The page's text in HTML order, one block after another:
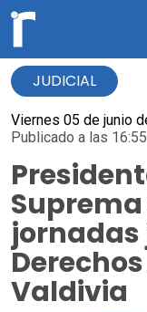
JUDICIAL
Viernes 05 de junio
Publicado a las
jornadas
Valdivia